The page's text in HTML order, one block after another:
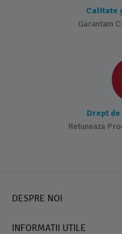
Calitate
Garantam
Drept
Retuneaza
DESPRE NOI
INFORMATII UTILE